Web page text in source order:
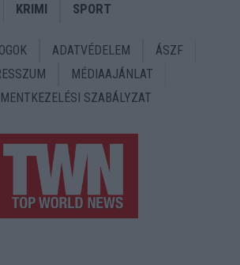
KRIMI
SPORT
ADATVÉDELEM
ÁSZF
MÉDIAAJÁNLAT
SZABÁLYZAT